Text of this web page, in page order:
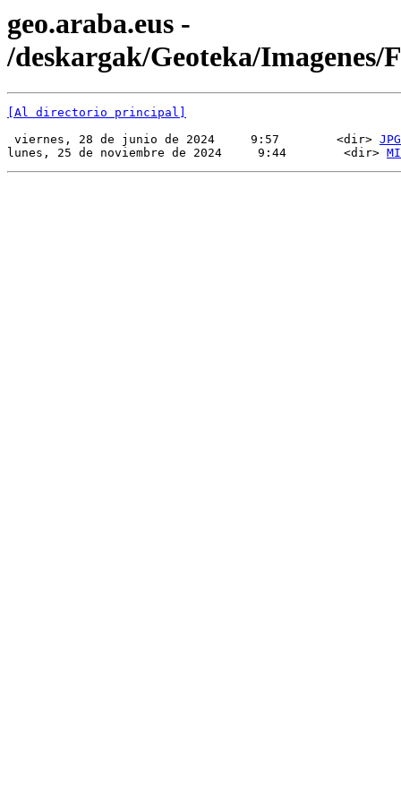
geo.araba.eus -
/deskargak/Geoteka/Imagenes/
[Al directorio principal]
viernes, 28 de junio de 2024     9:57        <dir> JPG
lunes, 25 de noviembre de 2024     9:44        <dir>